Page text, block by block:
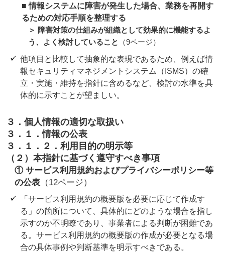
■ 情報システムに障害が発生した場合、業務を再開す
るための対応手順を整理する
＞ 障害対策の仕組みが組織として効果的に機能するよ
う、よく検討していること
（9ページ）
他項目と比較して抽象的な表現であるため、例えば情
報セキュリティマネジメントシステム（ISMS）の確
立・実施・維持を指針に含めるなど、検討の水準を具
体的に示すことが望ましい。
３．個人情報の適切な取扱い
３．１．情報の公表
３．１．２．利用目的の明示等
（２）本指針に基づく遵守すべき事項
① サービス利用規約およびプライバシーポリシー等
の公表 （12ページ）
「サービス利用規約の概要版を必要に応じて作成す
る」の箇所について、具体的にどのような場合を指し
示すのか不明瞭であり、事業者による判断が困難であ
る。サービス利用規約の概要版の作成が必要となる場
合の具体事例や判断基準を明示すべきである。